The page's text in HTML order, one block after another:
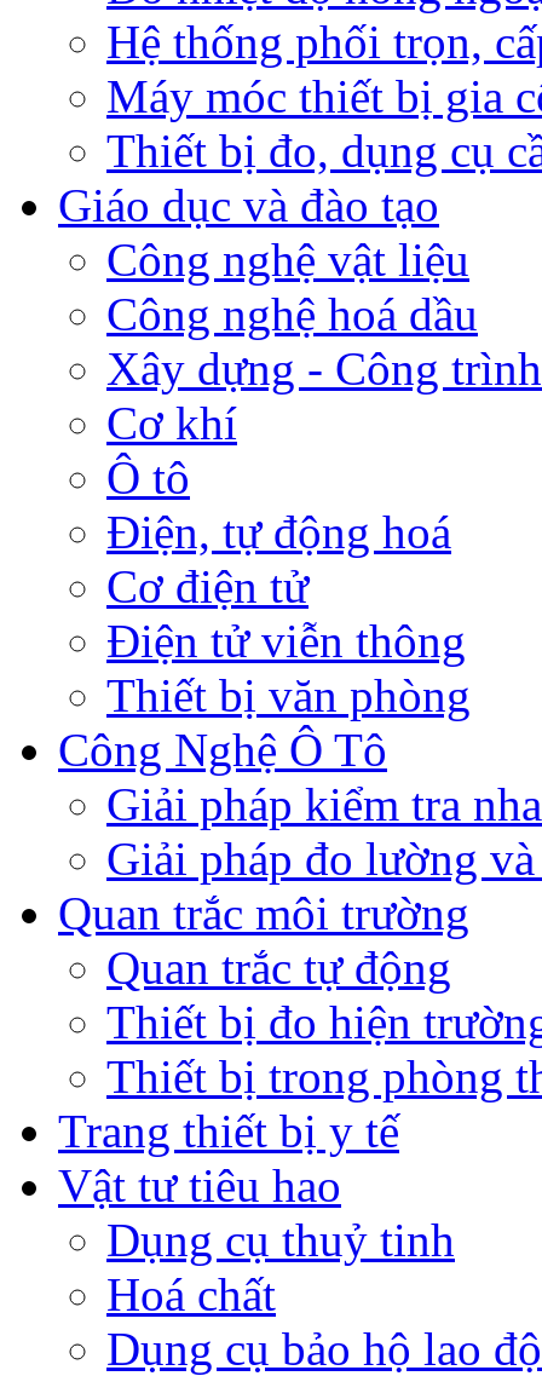
Hệ thống phối trọn,
Máy móc thiết bị gia
Thiết bị đo, dụng cụ
Giáo dục và đào tạo
Công nghệ vật liệu
Công nghệ hoá dầu
Xây dựng - Công trình
Cơ khí
Ô tô
Điện, tự động hoá
Cơ điện tử
Điện tử viễn thông
Thiết bị văn phòng
Công Nghệ Ô Tô
Giải pháp kiểm tra
Giải pháp đo lường
Quan trắc môi trường
Quan trắc tự động
Thiết bị đo hiện
Thiết bị trong phòng
Trang thiết bị y tế
Vật tư tiêu hao
Dụng cụ thuỷ tinh
Hoá chất
Dụng cụ bảo hộ lao